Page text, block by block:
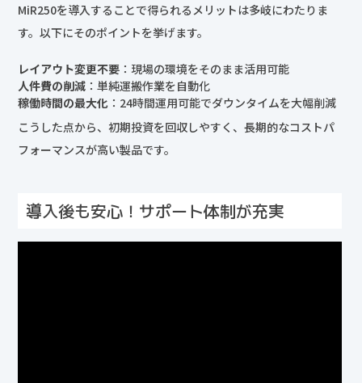
MiR250を導入することで得られるメリットは多岐にわたりま
す。以下にそのポイントを挙げます。
レイアウト変更不要 ：現場の環境をそのまま活用可能
人件費の削減 ：単純運搬作業を自動化
稼働時間の最大化 ：24時間運用可能でダウンタイムを大幅削減
こうした点から、初期投資を回収しやすく、長期的なコストパ
フォーマンスが高い製品です。
導入後も安心！サポート体制が充実